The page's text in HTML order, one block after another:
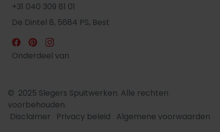
+31 040 309 81 01
De Dintel 8, 5684 PS, Best
Onderdeel van
© 2025 Slegers Spuitwerken. Alle rechten
voorbehouden.
Disclaimer
Privacy beleid Algemene voorwaarden